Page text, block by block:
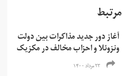
مرتبط
آغاز دور جدید مذاکرات بین دولت
ونزوئلا و احزاب مخالف در مکزیک
۲۳ مرداد ۱۴۰۰